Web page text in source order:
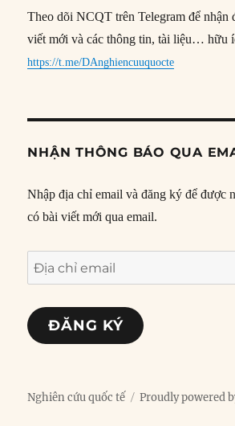
Theo dõi NCQT trên Telegram để nhận
viết mới và các thông tin, tài liệu… hữu
https://t.me/DAnghiencuuquocte
NHẬN THÔNG BÁO QUA
Nhập địa chỉ email và đăng ký để được
có bài viết mới qua email.
Địa
chỉ
email
ĐĂNG KÝ
Nghiên cứu quốc tế Proudly powered